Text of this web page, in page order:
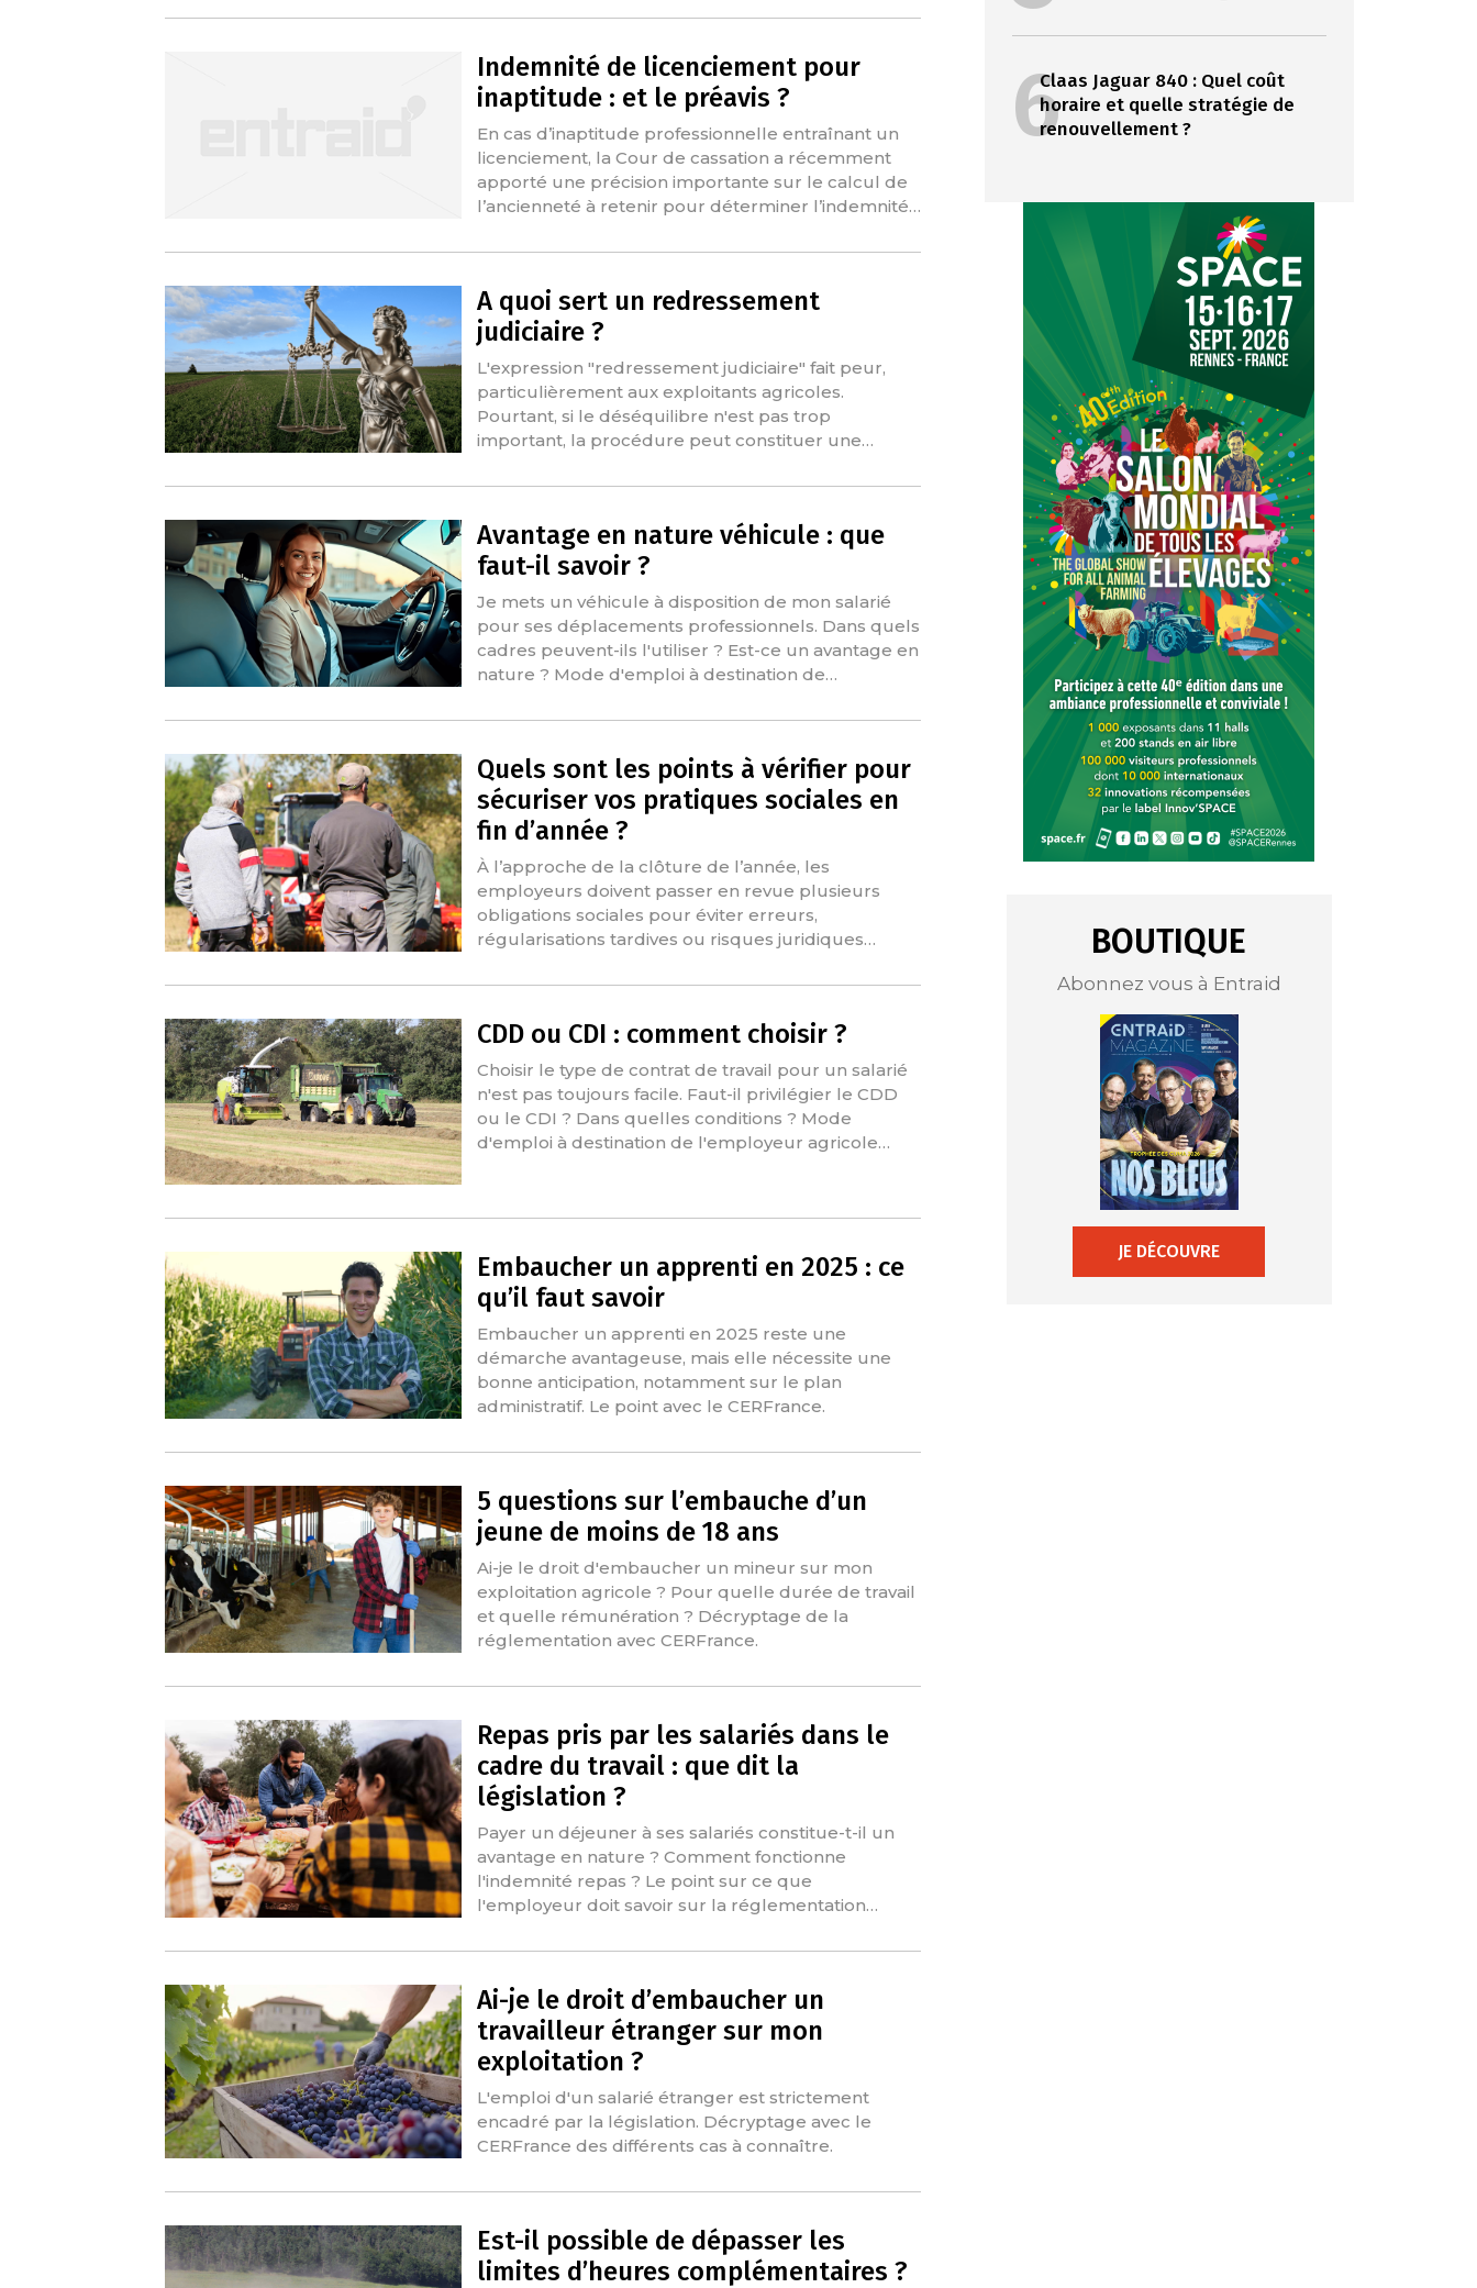
Indemnité de licenciement pour
inaptitude : et le préavis ?
En cas d’inaptitude professionnelle entraînant un
licenciement, la Cour de cassation a récemment
apporté une précision importante sur le calcul de
l’ancienneté à retenir pour déterminer l’indemnité…
A quoi sert un redressement
judiciaire ?
L'expression "redressement judiciaire" fait peur,
particulièrement aux exploitants agricoles.
Pourtant, si le déséquilibre n'est pas trop
important, la procédure peut constituer une…
Avantage en nature véhicule : que
faut-il savoir ?
Je mets un véhicule à disposition de mon salarié
pour ses déplacements professionnels. Dans quels
cadres peuvent-ils l'utiliser ? Est-ce un avantage en
nature ? Mode d'emploi à destination de…
Quels sont les points à vérifier pour
sécuriser vos pratiques sociales en
fin d’année ?
À l’approche de la clôture de l’année, les
employeurs doivent passer en revue plusieurs
obligations sociales pour éviter erreurs,
régularisations tardives ou risques juridiques…
CDD ou CDI : comment choisir ?
Choisir le type de contrat de travail pour un salarié
n'est pas toujours facile. Faut-il privilégier le CDD
ou le CDI ? Dans quelles conditions ? Mode
d'emploi à destination de l'employeur agricole…
Embaucher un apprenti en 2025 : ce
qu’il faut savoir
Embaucher un apprenti en 2025 reste une
démarche avantageuse, mais elle nécessite une
bonne anticipation, notamment sur le plan
administratif. Le point avec le CERFrance.
5 questions sur l’embauche d’un
jeune de moins de 18 ans
Ai-je le droit d'embaucher un mineur sur mon
exploitation agricole ? Pour quelle durée de travail
et quelle rémunération ? Décryptage de la
réglementation avec CERFrance.
Repas pris par les salariés dans le
cadre du travail : que dit la
législation ?
Payer un déjeuner à ses salariés constitue-t-il un
avantage en nature ? Comment fonctionne
l'indemnité repas ? Le point sur ce que
l'employeur doit savoir sur la réglementation…
Ai-je le droit d’embaucher un
travailleur étranger sur mon
exploitation ?
L'emploi d'un salarié étranger est strictement
encadré par la législation. Décryptage avec le
CERFrance des différents cas à connaître.
Est-il possible de dépasser les
limites d’heures complémentaires ?
6Claas Jaguar 840 : Quel coût
horaire et quelle stratégie de
renouvellement ?
BOUTIQUE
Abonnez vous à Entraid
JE DÉCOUVRE